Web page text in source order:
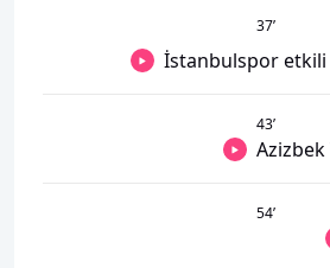
37’
İstanbulspor etkili
43’
54’